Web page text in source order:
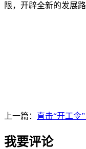
限，开辟全新的发展
上一篇： 直击“开工令
我要评论